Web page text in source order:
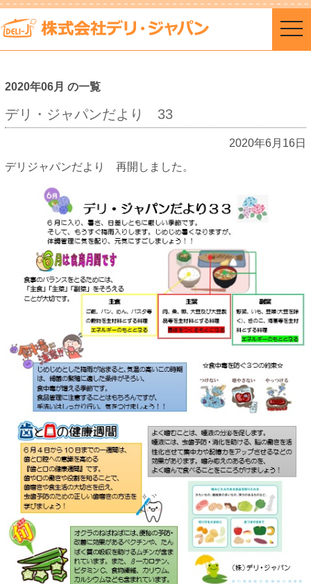
2020年06月 の一覧
デリ・ジャパンだより 33
2020年6月16日
デリジャパンだより 再開しました。